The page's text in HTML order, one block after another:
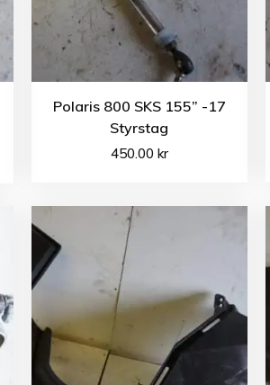
Polaris 800 SKS 155” -17
Styrstag
450.00 kr